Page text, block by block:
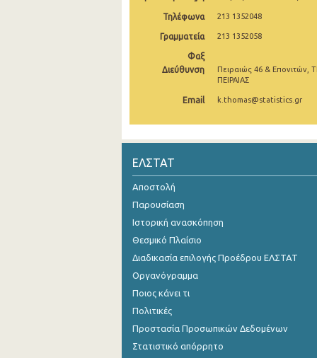
2o Τρίμηνο 2021
4o Τρίμηνο 2020
3o Τρίμηνο 2020
2o Τρίμηνο 2020
4o Τρίμηνο 2019
2o Τρίμηνο 2019
4o Τρίμηνο 2018
2o Τρίμηνο 2018
1o Τρίμηνο 2018
Τηλέφωνα 213 1352048
Γραμματεία 213 1352058
Φαξ
Διεύθυνση
Πειραιώς 46 & Επονιτών,
ΠΕΙΡΑΙΑΣ
Email k.thomas@statistics.gr
ΕΛΣΤΑΤ
Αποστολή
Παρουσίαση
Ιστορική ανασκόπηση
Θεσμικό Πλαίσιο
Διαδικασία επιλογής Προέδρου ΕΛΣΤΑΤ
Οργανόγραμμα
Ποιος κάνει τι
Πολιτικές
Προστασία Προσωπικών Δεδομένων
Στατιστικό απόρρητο